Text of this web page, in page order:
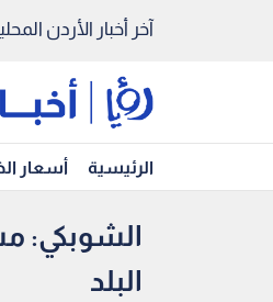
آخر أخبار الأردن
الرئيسية أسعار
الشوبكي:
البلد